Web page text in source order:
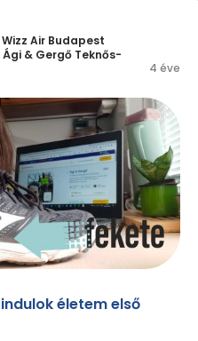
Air Budapest
Ági & Gergő Teknős-
4 éve
életem első